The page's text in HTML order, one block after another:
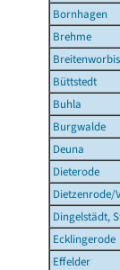
Bornhagen
Brehme
Breitenworbis
Büttstedt
Buhla
Burgwalde
Deuna
Dieterode
Dietzenrode/
Dingelstädt,
Ecklingerode
Effelder